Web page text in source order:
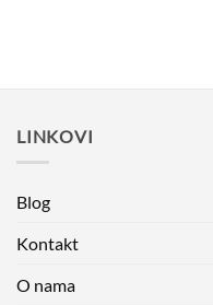
LINKOVI
Blog
Kontakt
O nama